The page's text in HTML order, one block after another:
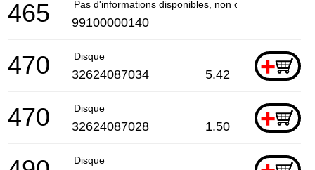
Pas d'informations disponibles, non commandable
465 99100000140
Disque +
470 32624087034 5.42
Disque +
470 32624087028 1.50
Disque